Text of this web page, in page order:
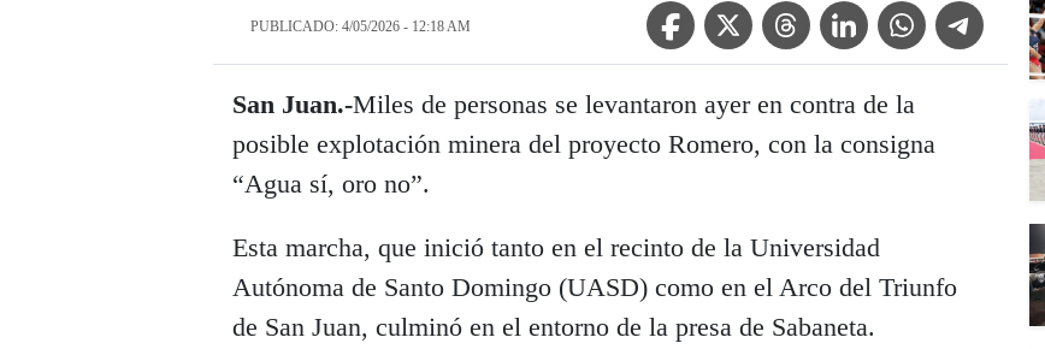
PUBLICADO: 4/05/2026 - 12:18 AM
Facebook IconTwitter IconThreads IconLinkedin IconWhatsApp IconTelegram Icon
San Juan.-Miles de personas se levantaron ayer en contra de la
posible explotación minera del proyecto Romero, con la consigna
“Agua sí, oro no”.
Esta marcha, que inició tanto en el recinto de la Universidad
Autónoma de Santo Domingo (UASD) como en el Arco del Triunfo
de San Juan, culminó en el entorno de la presa de Sabaneta.